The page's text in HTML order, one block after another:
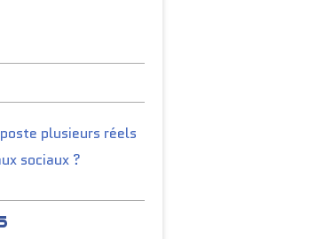
plusieurs réels
sociaux ?